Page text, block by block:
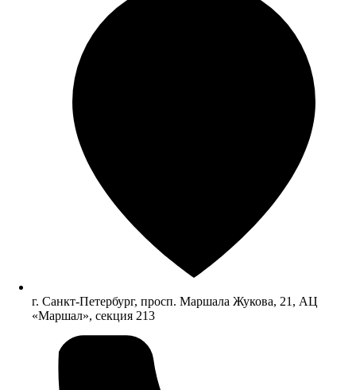
г. Санкт-Петербург, просп. Маршала Жукова, 21, АЦ
«Маршал», секция 213